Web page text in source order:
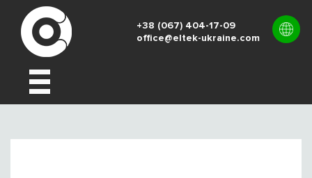
+38 (067) 404-17-09
office@eltek-ukraine.com